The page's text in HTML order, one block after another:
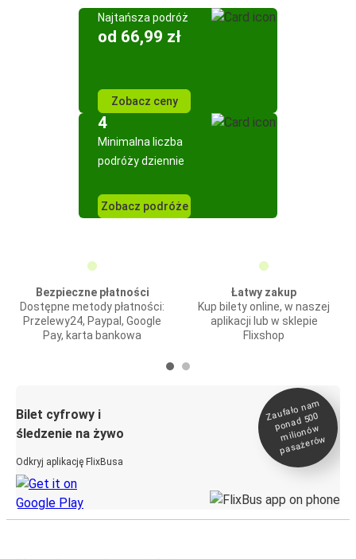
Najtańsza podróż
od 66,99 zł
Zobacz ceny
4
Minimalna liczba
podróży dziennie
Zobacz podróże
Bezpieczne płatności
Dostępne metody płatności:
Przelewy24, Paypal, Google
Pay, karta bankowa
Łatwy zakup
Kup bilety online, w naszej
aplikacji lub w sklepie
Flixshop
Bilet cyfrowy i
śledzenie na żywo
Odkryj aplikację FlixBusa
Zaufało na
m
ponad 500
milionó
w
pasażeró
w